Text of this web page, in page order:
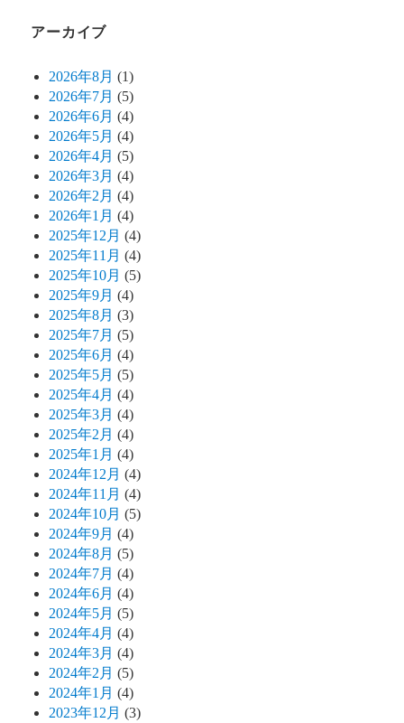
アーカイブ
2026年8月 (1)
2026年7月 (5)
2026年6月 (4)
2026年5月 (4)
2026年4月 (5)
2026年3月 (4)
2026年2月 (4)
2026年1月 (4)
2025年12月 (4)
2025年11月 (4)
2025年10月 (5)
2025年9月 (4)
2025年8月 (3)
2025年7月 (5)
2025年6月 (4)
2025年5月 (5)
2025年4月 (4)
2025年3月 (4)
2025年2月 (4)
2025年1月 (4)
2024年12月 (4)
2024年11月 (4)
2024年10月 (5)
2024年9月 (4)
2024年8月 (5)
2024年7月 (4)
2024年6月 (4)
2024年5月 (5)
2024年4月 (4)
2024年3月 (4)
2024年2月 (5)
2024年1月 (4)
2023年12月 (3)